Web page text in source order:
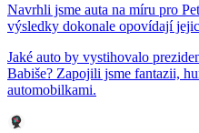
Navrhli jsme auta na míru pro
výsledky dokonale opovídají
Jaké auto by vystihovalo
Babiše? Zapojili jsme fantazii,
automobilkami.